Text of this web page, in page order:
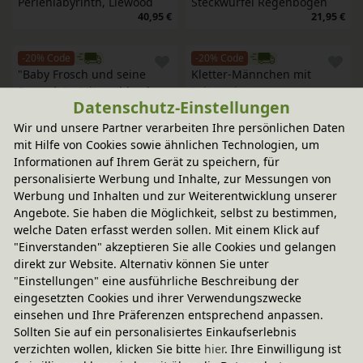
40,95 € 21,95 €
-20% Code
"Baby Frosch und seine
Freunde" - Mitmachbuch
14,95 €
-20% Code
Kletter-Männchen mit
Leiter, nic toys
-20% Code
Klapperscheibe rot/gelb
passend zur Multibahn, Nic
17,95 €
-20% Code
Multibahn, Nic
118,95 €
-20% Code
Krabbeldecke mit
Spielbogen, Filibabba
171,95 €
-20% Code
Fädelspiel bunte
Holzspulen
-20% Code
Stapelspiel Mondhäuschen
-20% Code
Spielbox Fröhliche Tierwelt,
Hape
Datenschutz-Einstellungen
Wir und unsere Partner verarbeiten Ihre persönlichen Daten
mit Hilfe von Cookies sowie ähnlichen Technologien, um
Informationen auf Ihrem Gerät zu speichern, für
personalisierte Werbung und Inhalte, zur Messungen von
Werbung und Inhalten und zur Weiterentwicklung unserer
Angebote. Sie haben die Möglichkeit, selbst zu bestimmen,
welche Daten erfasst werden sollen. Mit einem Klick auf
"Einverstanden" akzeptieren Sie alle Cookies und gelangen
direkt zur Website. Alternativ können Sie unter
"Einstellungen" eine ausführliche Beschreibung der
eingesetzten Cookies und ihrer Verwendungszwecke
einsehen und Ihre Präferenzen entsprechend anpassen.
Sollten Sie auf ein personalisiertes Einkaufserlebnis
verzichten wollen, klicken Sie bitte hier. Ihre Einwilligung ist